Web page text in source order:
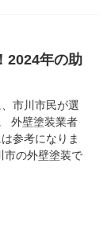
2024年の助
市川市民が選
外壁塗装業者
参考になりま
市の外壁塗装で